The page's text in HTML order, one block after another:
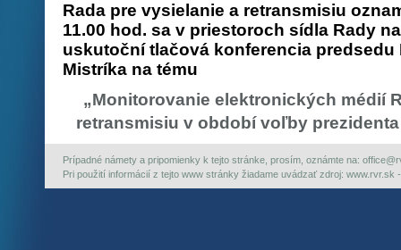
Rada pre vysielanie a retransmisiu
11.00 hod. sa v priestoroch sídla Rady
uskutočnítlačová konferencia predsedu
Mistríkana tému
„Monitorovanie elektronických médií
retransmisiu v období voľby
Prípadné námety a pripomienky k tejto stránke, prosím, oznámte na:
Pri použití informácií z tejto www stránky žiadame uvádzať zdroj: www.rvr.sk